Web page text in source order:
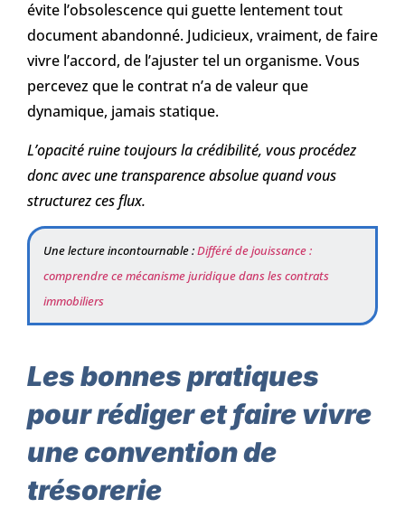
évite l’obsolescence qui guette lentement tout
document abandonné. Judicieux, vraiment, de faire
vivre l’accord, de l’ajuster tel un organisme. Vous
percevez que le contrat n’a de valeur que
dynamique, jamais statique.
L’opacité ruine toujours la crédibilité, vous procédez
donc avec une transparence absolue quand vous
structurez ces flux.
Une lecture incontournable :Différé de jouissance :
comprendre ce mécanisme juridique dans les contrats
immobiliers
Les bonnes pratiques
pour rédiger et faire vivre
une convention de
trésorerie